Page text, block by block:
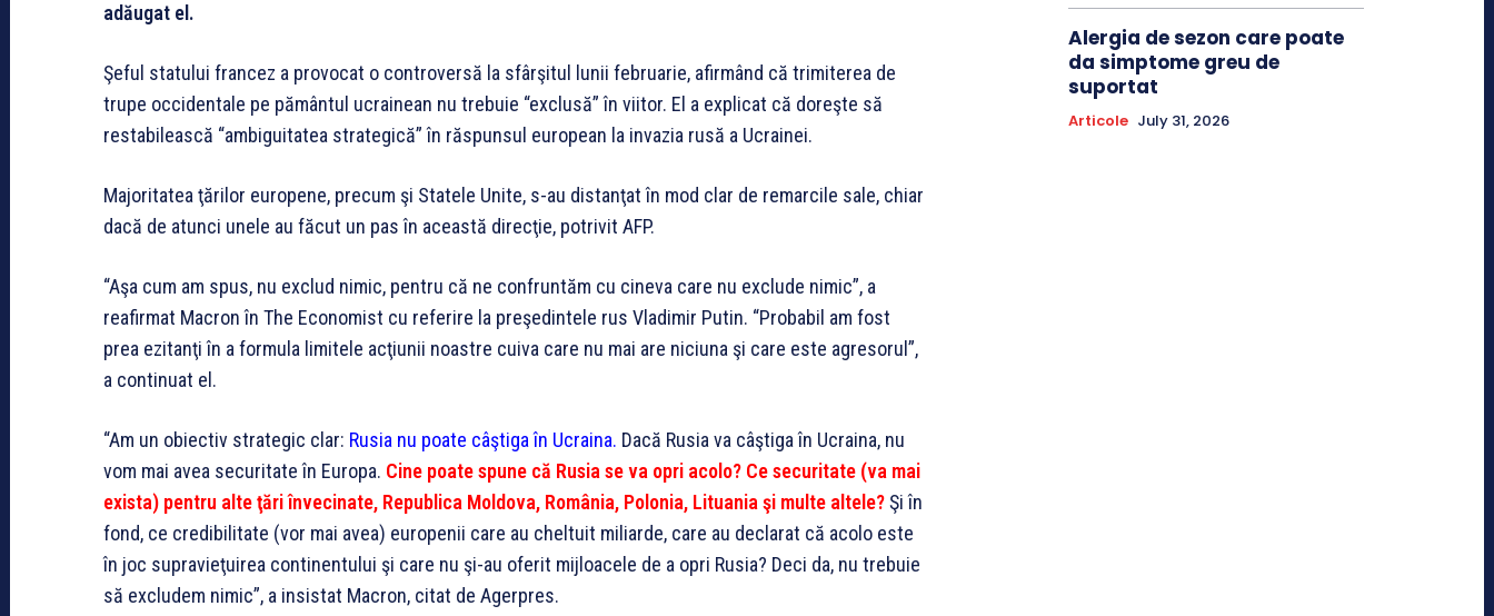
adăugat el.
Şeful statului francez a provocat o controversă la sfârşitul lunii februarie, afirmând că trimiterea de
trupe occidentale pe pământul ucrainean nu trebuie “exclusă” în viitor. El a explicat că doreşte să
restabilească “ambiguitatea strategică” în răspunsul european la invazia rusă a Ucrainei.
Majoritatea ţărilor europene, precum şi Statele Unite, s-au distanţat în mod clar de remarcile sale, chiar
dacă de atunci unele au făcut un pas în această direcţie, potrivit AFP.
“Aşa cum am spus, nu exclud nimic, pentru că ne confruntăm cu cineva care nu exclude nimic”, a
reafirmat Macron în The Economist cu referire la preşedintele rus Vladimir Putin. “Probabil am fost
prea ezitanţi în a formula limitele acţiunii noastre cuiva care nu mai are niciuna şi care este agresorul”,
a continuat el.
“Am un obiectiv strategic clar: Rusia nu poate câştiga în Ucraina. Dacă Rusia va câştiga în Ucraina, nu
vom mai avea securitate în Europa. Cine poate spune că Rusia se va opri acolo? Ce securitate (va mai
exista) pentru alte ţări învecinate, Republica Moldova, România, Polonia, Lituania şi multe altele?Şi în
fond, ce credibilitate (vor mai avea) europenii care au cheltuit miliarde, care au declarat că acolo este
în joc supravieţuirea continentului şi care nu şi-au oferit mijloacele de a opri Rusia? Deci da, nu trebuie
să excludem nimic”, a insistat Macron, citat de Agerpres.
Alergia de sezon care poate
da simptome greu de
suportat
Articole July 31, 2026